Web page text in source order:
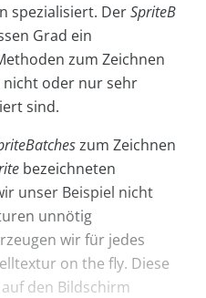
spezialisiert. DerSpriteB
Grad ein
zum Zeichnen
oder nur sehr
sind.
zum Zeichnen
bezeichneten
unser Beispiel nicht
unnötig
wir für jedes
on the fly. Diese
den Bildschirm